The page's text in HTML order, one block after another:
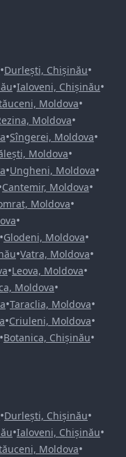
•Durlești, Chișinău•
•Ialoveni, Chișinău•
Moldova•
Moldova•
•Sîngerei, Moldova•
Moldova•
•Ungheni, Moldova•
Cantemir, Moldova•
Moldova•
•
•Glodeni, Moldova•
•Vatra, Moldova•
•Leova, Moldova•
Moldova•
•Taraclia, Moldova•
•Criuleni, Moldova•
•Botanica, Chișinău•
•Durlești, Chișinău•
•Ialoveni, Chișinău•
Moldova•